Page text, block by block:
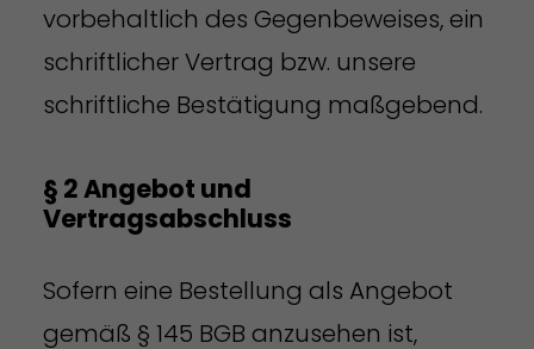
vorbehaltlich des Gegenbeweises, ein
schriftlicher Vertrag bzw. unsere
schriftliche Bestätigung maßgebend.
§ 2 Angebot und
Vertragsabschluss
Sofern eine Bestellung als Angebot
gemäß § 145 BGB anzusehen ist,